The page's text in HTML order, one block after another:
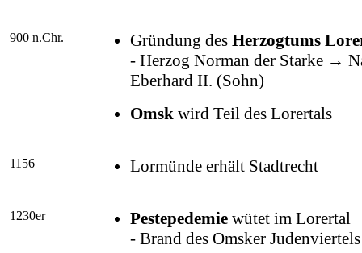
900 n.Chr. Gründung des Herzogtums
- Herzog Norman der Starke →
Eberhard II. (Sohn)
Omsk wird Teil des Lorertals
1156 Lormünde erhält Stadtrecht
1230er Pestepedemie wütet im Lorertal
- Brand des Omsker